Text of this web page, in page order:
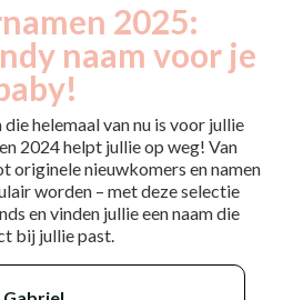
2025:
naam voor je
helemaal van nu is voor jullie
2024 helpt jullie op weg! Van
originele nieuwkomers en namen
worden – met deze selectie
en vinden jullie een naam die
bij jullie past.